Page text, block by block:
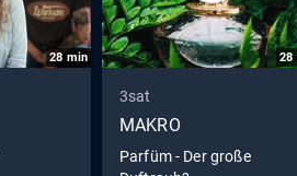
28 min 28
3sat
MAKRO
Parfüm - Der große